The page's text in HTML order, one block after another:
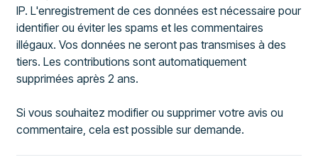
IP. L'enregistrement de ces données est nécessaire pour
identifier ou éviter les spams et les commentaires
illégaux. Vos données ne seront pas transmises à des
tiers. Les contributions sont automatiquement
supprimées après 2 ans.
Si vous souhaitez modifier ou supprimer votre avis ou
commentaire, cela est possible sur demande.